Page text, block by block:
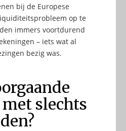
bij de Europese
op te
immers voortdurend
– iets wat al
bezig was.
slechts